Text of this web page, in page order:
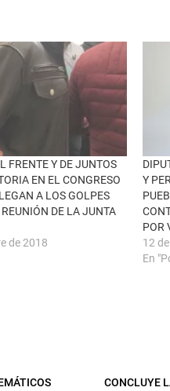
FRENTE Y DE JUNTOS
EN EL CONGRESO
A LOS GOLPES
DE LA JUNTA
de 2018
Y
POR
12
En
CONCLUYE